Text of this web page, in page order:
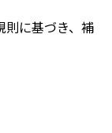
則に基づき、補